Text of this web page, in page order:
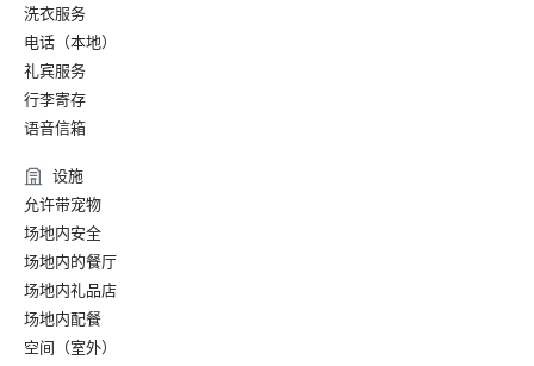
福布斯——2020年2月
度假村四星奖
福布斯 — 2019
度假村四星奖
2019 年《康德纳斯特旅行者》读者选择奖
“北加州顶级度假村”-#9
洗衣服务
电话（本地）
礼宾服务
行李寄存
语音信箱
设施
允许带宠物
场地内安全
场地内的餐厅
场地内礼品店
场地内配餐
空间（室外）